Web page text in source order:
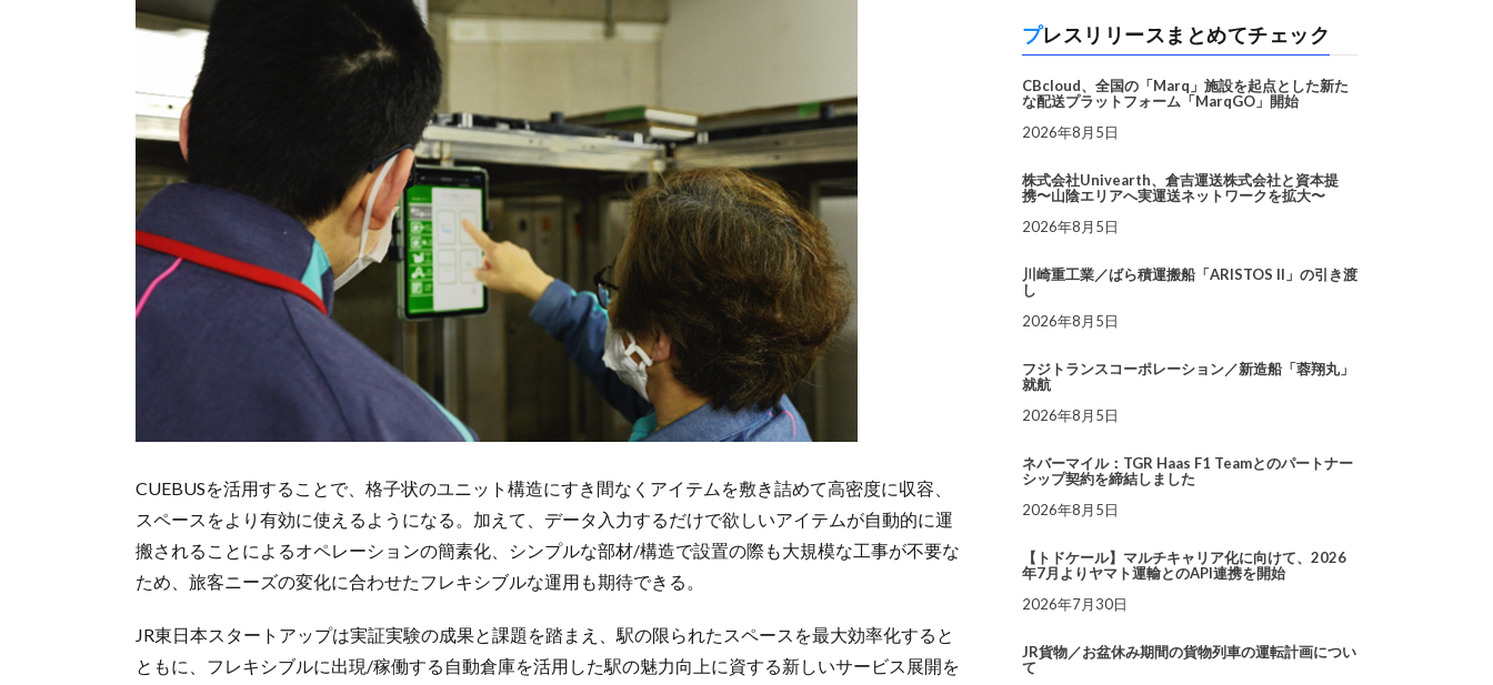
CUEBUSを活用することで、格子状のユニット構造にすき間なくアイテムを敷き詰めて高密度に収容、
スペースをより有効に使えるようになる。加えて、データ入力するだけで欲しいアイテムが自動的に運
搬されることによるオペレーションの簡素化、シンプルな部材/構造で設置の際も大規模な工事が不要な
ため、旅客ニーズの変化に合わせたフレキシブルな運用も期待できる。
JR東日本スタートアップは実証実験の成果と課題を踏まえ、駅の限られたスペースを最大効率化すると
ともに、フレキシブルに出現/稼働する自動倉庫を活用した駅の魅力向上に資する新しいサービス展開を
プレスリリースまとめてチェック
CBcloud、全国の「Marq」施設を起点とした新た
な配送プラットフォーム「MarqGO」開始
2026年8月5日
株式会社Univearth、倉吉運送株式会社と資本提
携〜山陰エリアへ実運送ネットワークを拡大〜
2026年8月5日
川崎重工業／ばら積運搬船「ARISTOS II」の引き渡
し
2026年8月5日
フジトランスコーポレーション／新造船「蓉翔丸」
就航
2026年8月5日
ネバーマイル：TGR Haas F1 Teamとのパートナー
シップ契約を締結しました
2026年8月5日
【トドケール】マルチキャリア化に向けて、2026
年7月よりヤマト運輸とのAPI連携を開始
2026年7月30日
JR貨物／お盆休み期間の貨物列車の運転計画につい
て